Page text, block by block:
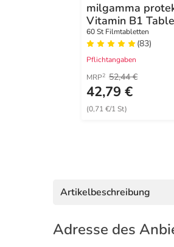
milgamma
Vitamin B1
60 St Filmtabletten
(83)
Pflichtangaben
MRP2 52,44 €
42,79 €
(0,71 €/1 St)
Artikelbeschreibung
Adresse des